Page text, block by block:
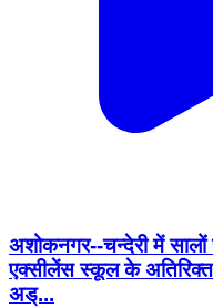
अशोकनगर--चन्देरी में
एक्सीलेंस स्कूल के अतिरिक्त
अड्...